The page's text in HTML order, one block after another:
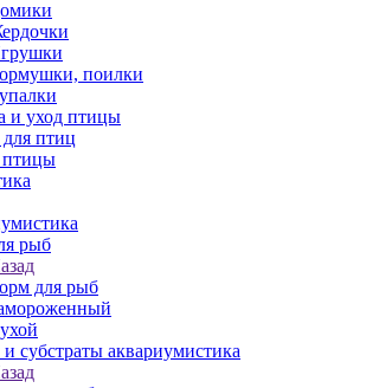
поилки
и уход птицы
птиц
рыб
для рыб
субстраты аквариумистика